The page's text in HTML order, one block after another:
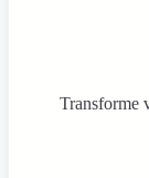
Transforme